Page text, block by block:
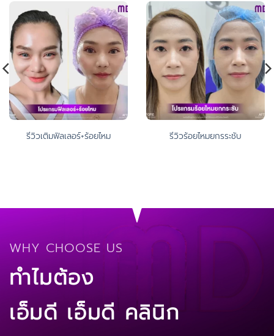
รีวิวเติมฟิลเลอร์+ร้อยไหม รีวิวร้อยไหมยกรระชับ
WHY CHOOSE US
ทำไมต้อง
เอ็มดี เอ็มดี คลินิก